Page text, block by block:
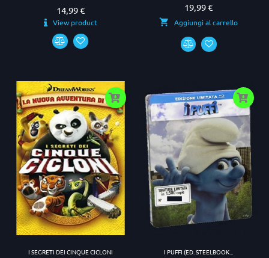
Prezzo
14,99 €
View product
Prezzo
19,99 €
Aggiungi al carrello
I SEGRETI DEI CINQUE CICLONI I PUFFI (ED. STEELBOOK...